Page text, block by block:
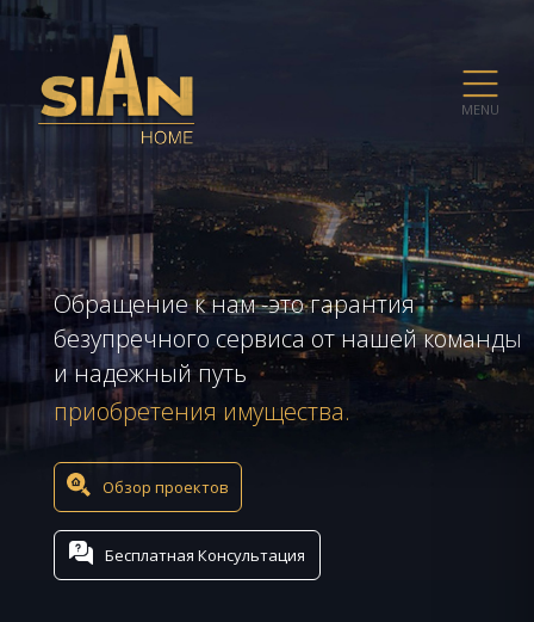
MENU
Обращение к нам -это гарантия
безупречного сервиса от нашей команды
и надежный путь
приобретения имущества.
Обзор проектов
Бесплатная Консультация